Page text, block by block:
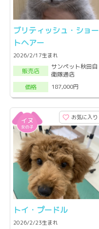
ブリティッシュ・ショー
トヘアー
2026/2/17生まれ
販売店
サンペット秋田自
衛隊通店
価格
187,000円
お気に入り
トイ・プードル
2026/2/23生まれ